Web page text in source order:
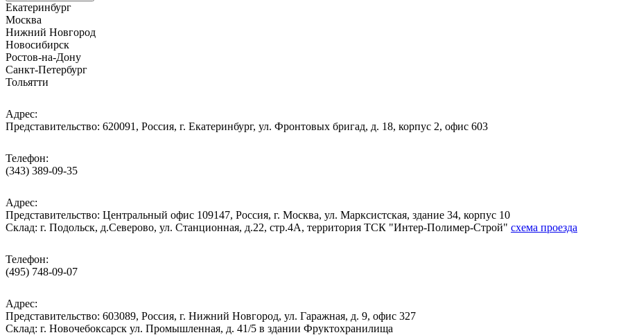
Екатеринбург
Москва
Нижний Новгород
Новосибирск
Ростов-на-Дону
Санкт-Петербург
Тольятти
Адрес:
Представительство: 620091, Россия, г. Екатеринбург, ул. Фронтовых бригад, д. 18, корпус 2, офис 603
Телефон:
(343) 389-09-35
Адрес:
Представительство: Центральный офис 109147, Россия, г. Москва, ул. Марксистская, здание 34, корпус 10
Cклад: г. Подольск, д.Северово, ул. Станционная, д.22, стр.4А, территория ТСК "Интер-Полимер-Строй" схема проезда
Телефон:
(495) 748-09-07
Адрес:
Представительство: 603089, Россия, г. Нижний Новгород, ул. Гаражная, д. 9, офис 327
Склад: г. Новочебоксарск ул. Промышленная, д. 41/5 в здании Фруктохранилища